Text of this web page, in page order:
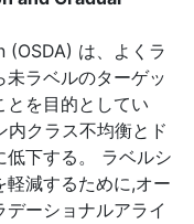
は、よくラ
ラベルのターゲッ
とを目的としてい
内クラス不均衡とド
低下する。 ラベルシ
減するために,オー
ーショナルアライ